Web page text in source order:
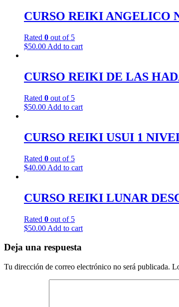
CURSO REIKI ANGELICO
Rated 0 out of 5
$50.00 Add to cart
CURSO REIKI DE LAS
Rated 0 out of 5
$50.00 Add to cart
CURSO REIKI USUI 1
Rated 0 out of 5
$40.00 Add to cart
CURSO REIKI LUNAR
Rated 0 out of 5
$50.00 Add to cart
Deja una respuesta
Tu dirección de correo electrónico no será publicada.